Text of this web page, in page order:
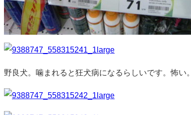
野良犬。噛まれると狂犬病になるらしいです。怖い。